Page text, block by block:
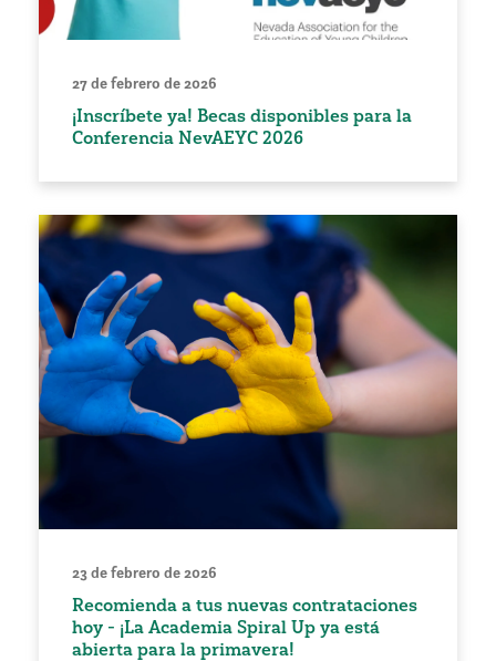
27 de febrero de 2026
¡Inscríbete ya! Becas disponibles para la
Conferencia NevAEYC 2026
23 de febrero de 2026
Recomienda a tus nuevas contrataciones
hoy - ¡La Academia Spiral Up ya está
abierta para la primavera!